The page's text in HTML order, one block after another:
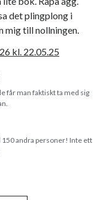
det plingplong i
mig till nollningen.
får man faktiskt ta med sig
150 andra personer! Inte ett